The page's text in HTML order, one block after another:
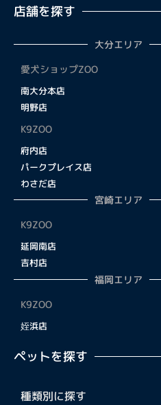
店舗を探す
大分エリア
愛犬ショップZOO
南大分本店
明野店
K9ZOO
府内店
パークプレイス店
わさだ店
宮崎エリア
K9ZOO
延岡南店
吉村店
福岡エリア
K9ZOO
姪浜店
ペットを探す
種類別に探す